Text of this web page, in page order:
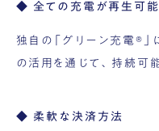
◆ 全ての充電が再生可能
独自の「グリーン充電®
の活用を通じて、持続可
◆ 柔軟な決済方法